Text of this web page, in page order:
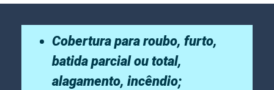
Cobertura para roubo, furto,
batida parcial ou total,
alagamento, incêndio;